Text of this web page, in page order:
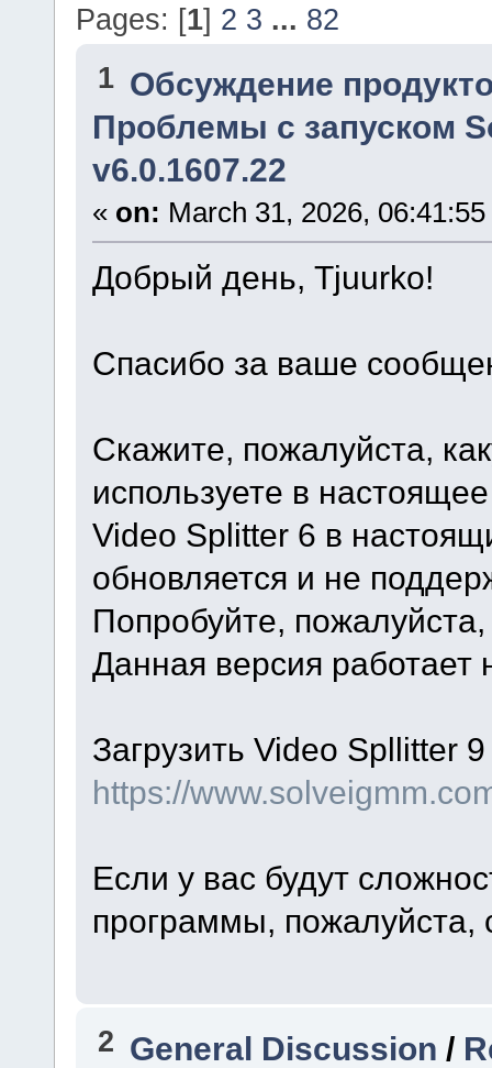
Pages: [1] 2 3 ... 82
1 Обсуждение
Проблемы с запуском
v6.0.1607.22
« on: March 31, 2026,
Добрый день, Tjuurko!
Спасибо за ваше
Скажите, пожалуйста,
используете в
Video Splitter 6 в
обновляется и не
Попробуйте,
Данная версия работает
Загрузить Video Spllitter
https://
Если у вас будут
программы, пожалуйста,
2 General Discussion /